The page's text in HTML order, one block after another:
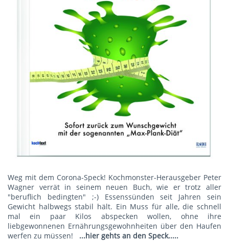
Weg mit dem Corona-Speck! Kochmonster-Herausgeber Peter
Wagner verrät in seinem neuen Buch, wie er trotz aller
"beruflich bedingten" ;-) Essenssünden seit Jahren sein
Gewicht halbwegs stabil hält. Ein Muss für alle, die schnell
mal ein paar Kilos abspecken wollen, ohne ihre
liebgewonnenen Ernährungsgewohnheiten über den Haufen
werfen zu müssen!
...hier gehts an den Speck.....